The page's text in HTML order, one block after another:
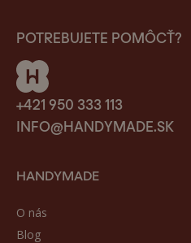
POTREBUJETE POMÔCŤ?
+421 950 333 113
INFO@HANDYMADE.SK
HANDYMADE
O nás
Blog